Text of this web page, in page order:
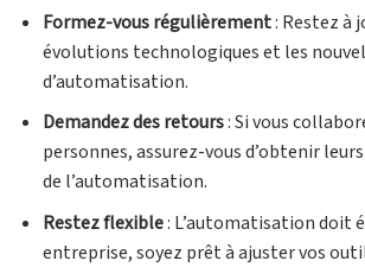
Formez-vous régulièrement: Restez à
évolutions technologiques et les
d’automatisation.
Demandez des retours: Si vous
personnes, assurez-vous d’obtenir
de l’automatisation.
Restez flexible: L’automatisation doit
entreprise, soyez prêt à ajuster vos